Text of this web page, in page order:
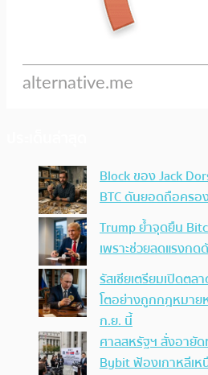
Block ของ Jack
BTC ดันยอดถือครอ
Trump ย้ำจุดยืน
เพราะช่วยลดแรงก
รัสเซียเตรียมเปิดตล
โตอย่างถูกกฎหมาย
ก.ย. นี้
ศาลสหรัฐฯ สั่งอายั
Bybit ฟ้องเกาหลีเห